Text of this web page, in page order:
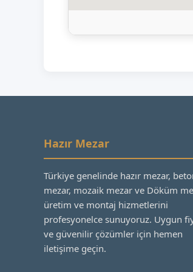
Hazır Mezar
Türkiye genelinde hazır mezar,
mezar, mozaik mezar ve Döküm
üretim ve montaj hizmetlerini
profesyonelce sunuyoruz. Uygun
ve güvenilir çözümler için hemen
iletişime geçin.